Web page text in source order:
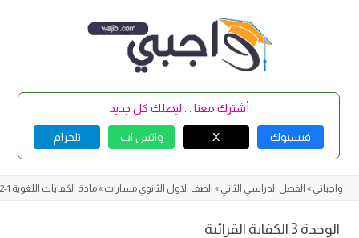
أشترك معنا ... ليصلك كل جديد
فيسبوك X واتس اب تلجرام
واجباتي » الفصل الدراسي الثاني » الصف الاول الثانوي مسارات »مادة الكفايات اللغوية 1-2
الوحدة 3 الكفاية القرائية